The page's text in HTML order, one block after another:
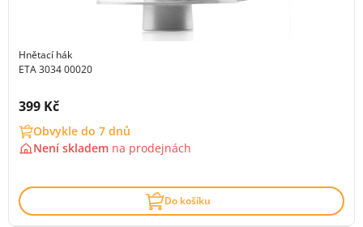
Hnětací hák
ETA 3034 00020
Cena s DPH:
399 Kč
Obvykle do 7 dnů
Není skladem na prodejnách
Do košíku